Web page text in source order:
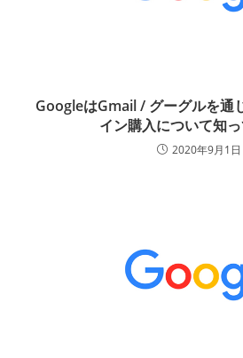
GoogleはGmail / グーグルを通
イン購入について知
2020年9月1日